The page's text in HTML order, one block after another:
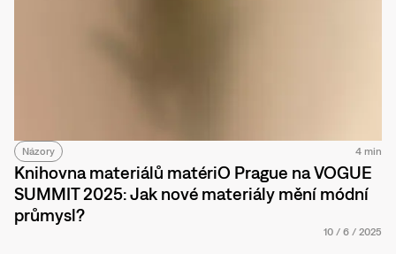
Názory 4 min
Knihovna materiálů matériO Prague na VOGUE
SUMMIT 2025: Jak nové materiály mění módní
průmysl?
10 / 6 / 2025